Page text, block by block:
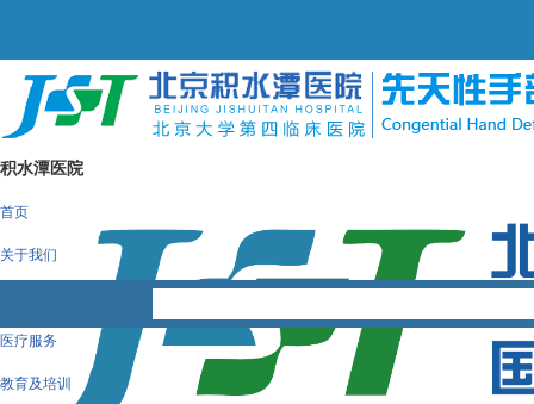
积水潭医院
首页
关于我们
医疗服务
教育及培训